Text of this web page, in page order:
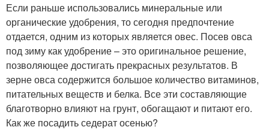
Если раньше использовались минеральные или
органические удобрения, то сегодня предпочтение
отдается, одним из которых является овес. Посев овса
под зиму как удобрение – это оригинальное решение,
позволяющее достигать прекрасных результатов. В
зерне овса содержится большое количество витаминов,
питательных веществ и белка. Все эти составляющие
благотворно влияют на грунт, обогащают и питают его.
Как же посадить седерат осенью?